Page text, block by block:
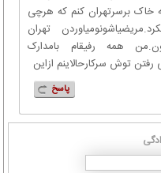
خاک برسرتهران کنم که هرچی
تهران
همه رفیقام بامدارک
توش سرکارحالاینم ازاین
پاسخ